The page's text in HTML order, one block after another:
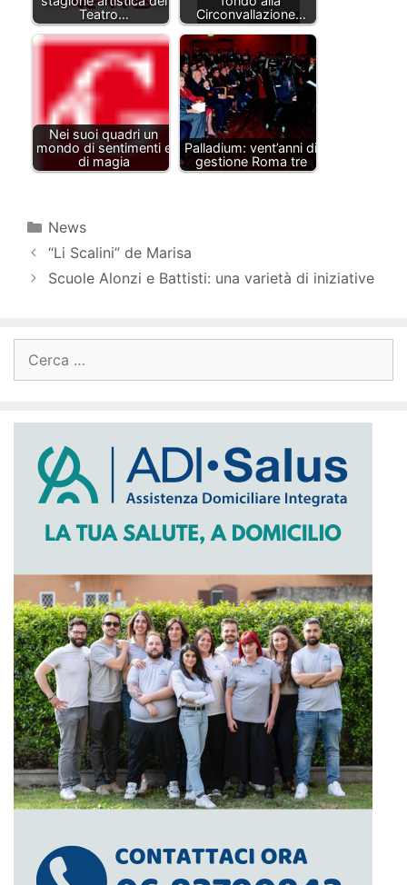
Teatro…
Circonvallazione…
Nei suoi quadri un
mondo di sentimenti e
di magia
Palladium: vent’anni di
gestione Roma tre
Categorie
News
“Li Scalini” de Marisa
Scuole Alonzi e Battisti: una varietà di iniziative
per: